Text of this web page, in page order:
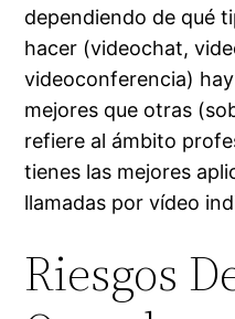
dependiendo de qué
hacer (videochat,
videoconferencia)
mejores que otras
refiere al ámbito
tienes las mejores
llamadas por vídeo
Riesgos